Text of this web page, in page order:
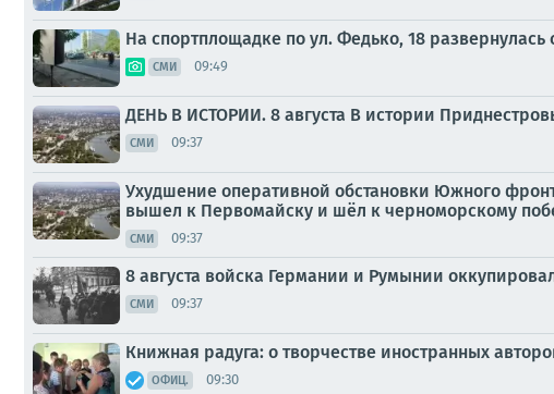
На спортплощадке по ул. Федько, 18
СМИ 09:49
ДЕНЬ В ИСТОРИИ. 8 августа В истории
СМИ 09:37
Ухудшение оперативной обстановки Южного
вышел к Первомайску и шёл к черноморскому
СМИ 09:37
8 августа войска Германии и Румынии
СМИ 09:37
Книжная радуга: о творчестве иностранных
ОФИЦ. 09:30